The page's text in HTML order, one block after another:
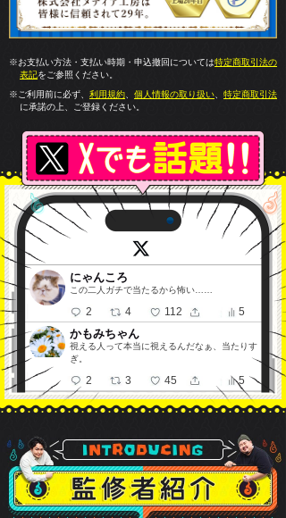
※お支払い方法・支払い時期・申込撤回については特定商取引法の
表記をご参照ください。
※ご利用前に必ず、 利用規約、 個人情報の取り扱い、 特定商取引法
に承諾の上、ご登録ください。
にゃんころ
この二人ガチで当たるから怖い……
2 4 112 5
かもみちゃん
視える人って本当に視えるんだなぁ、当たりす
ぎ。
2 3 45 5